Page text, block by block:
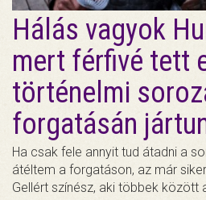
Hálás vagyok
mert férfivé tett
történelmi
forgatásán
Ha csak fele annyit tud átadni a
átéltem a forgatáson, az már
Gellért színész, aki többek között